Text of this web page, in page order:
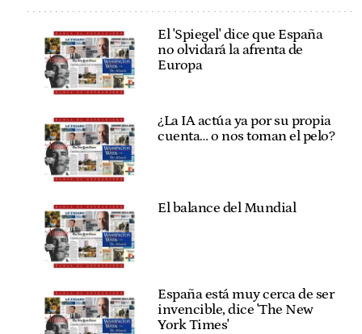
El 'Spiegel' dice que España
no olvidará la afrenta de
Europa
¿La IA actúa ya por su propia
cuenta… o nos toman el pelo?
El balance del Mundial
España está muy cerca de ser
invencible, dice 'The New
York Times'